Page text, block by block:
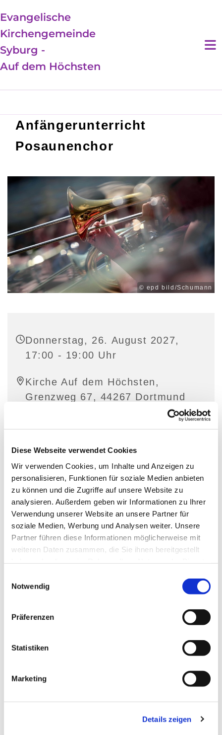
Diese Webseite verwendet Cookies
Wir verwenden Cookies, um Inhalte und Anzeigen zu
personalisieren, Funktionen für soziale Medien anbieten
zu können und die Zugriffe auf unsere Website zu
analysieren. Außerdem geben wir Informationen zu Ihrer
Verwendung unserer Website an unsere Partner für
soziale Medien, Werbung und Analysen weiter. Unsere
Partner führen diese Informationen möglicherweise mit
weiteren Daten zusammen, die Sie ihnen bereitgestellt
Notwendig
Präferenzen
Statistiken
Marketing
Details zeigen
Evangelische
Kirchengemeinde
Syburg -
Auf dem Höchsten
Anfängerunterricht
Posaunenchor
© epd bild/Schumann
Donnerstag, 26. August 2027,
17:00 - 19:00 Uhr
Kirche Auf dem Höchsten,
Grenzweg 67, 44267 Dortmund
Dies könnte Sie auch